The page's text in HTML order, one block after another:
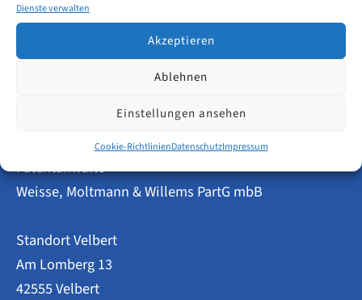
Dienste verwalten
Akzeptieren
Ablehnen
Einstellungen ansehen
Cookie-RichtlinienDatenschutzImpressum
Unterscheidungskraft
16.02.2026
um
Patentanwälte
Weisse, Moltmann & Willems PartG mbB
Standort Velbert
Am Lomberg 13
42555 Velbert